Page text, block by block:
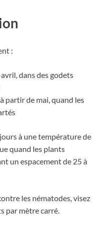
:
dans des godets
partir de mai, quand les
à une température de
quand les plants
un espacement de 25 à
les nématodes, visez
par mètre carré.